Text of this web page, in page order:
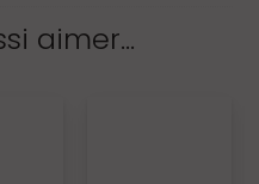
aimer…